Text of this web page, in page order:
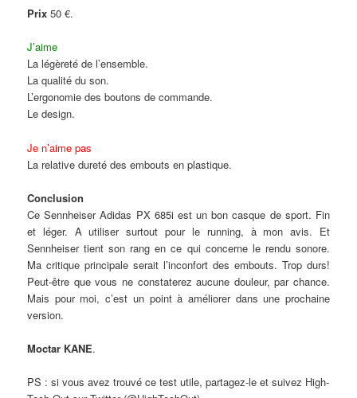
Prix 50 €.
J’aime
La légèreté de l’ensemble.
La qualité du son.
L’ergonomie des boutons de commande.
Le design.
Je n’aime pas
La relative dureté des embouts en plastique.
Conclusion
Ce Sennheiser Adidas PX 685i est un bon casque de sport. Fin
et léger. A utiliser surtout pour le running, à mon avis. Et
Sennheiser tient son rang en ce qui concerne le rendu sonore.
Ma critique principale serait l’inconfort des embouts. Trop durs!
Peut-être que vous ne constaterez aucune douleur, par chance.
Mais pour moi, c’est un point à améliorer dans une prochaine
version.
Moctar KANE.
PS : si vous avez trouvé ce test utile, partagez-le et suivez High-